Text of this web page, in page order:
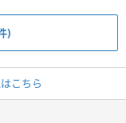
)
こちら